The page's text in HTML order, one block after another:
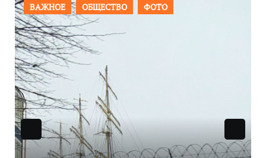
ВАЖНОЕ ОБЩЕСТВО ФОТО